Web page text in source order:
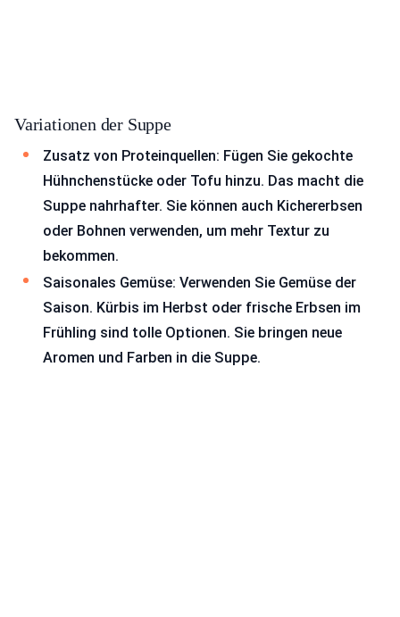
Variationen der Suppe
Zusatz von Proteinquellen: Fügen Sie gekochte
Hühnchenstücke oder Tofu hinzu. Das macht die
Suppe nahrhafter. Sie können auch Kichererbsen
oder Bohnen verwenden, um mehr Textur zu
bekommen.
Saisonales Gemüse: Verwenden Sie Gemüse der
Saison. Kürbis im Herbst oder frische Erbsen im
Frühling sind tolle Optionen. Sie bringen neue
Aromen und Farben in die Suppe.